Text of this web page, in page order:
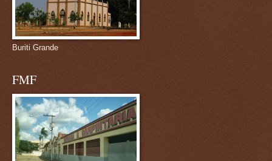
Buriti Grande
FMF